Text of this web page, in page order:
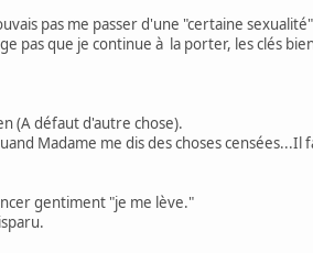
pas me passer d'une "certaine sexualité"
pas que je continue à la porter, les clés
(A défaut d'autre chose).
Madame me dis des choses censées...Il
gentiment "je me lève."